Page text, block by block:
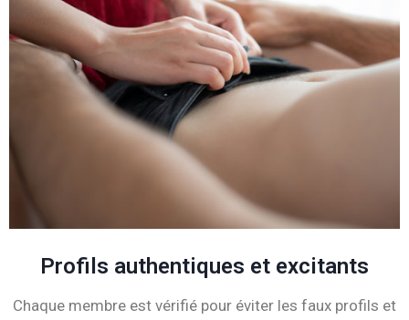
Profils authentiques et excitants
Chaque membre est vérifié pour éviter les faux profils et